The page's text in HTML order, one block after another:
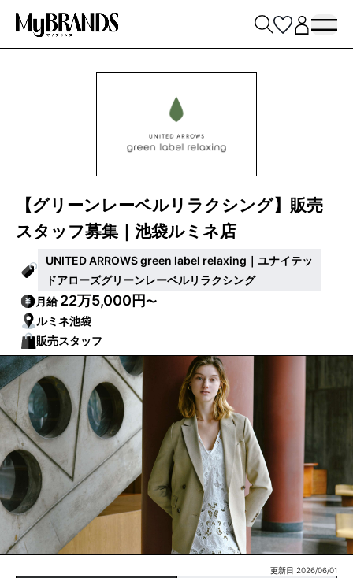
【グリーンレーベルリラクシング】販売
スタッフ募集｜池袋ルミネ店
UNITED ARROWS green label relaxing｜ユナイテッ
ドアローズグリーンレーベルリラクシング
月給22万5,000円〜
ルミネ池袋
販売スタッフ
更新日 2026/06/01